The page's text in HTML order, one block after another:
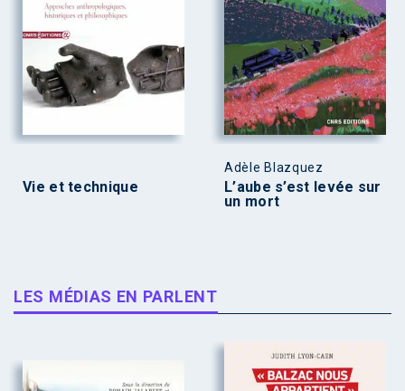
Vie et technique
Adèle Blazquez
L’aube s’est levée sur
un mort
LES MÉDIAS EN PARLENT